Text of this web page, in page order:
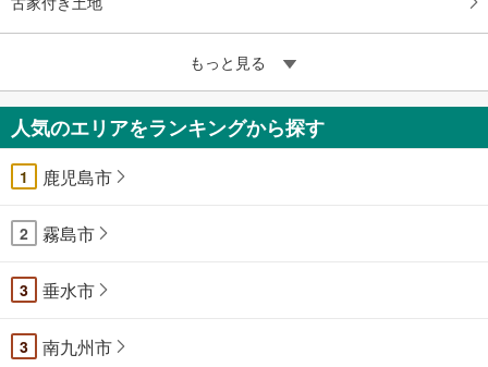
もっと見る
人気のエリアをランキングから探す
1 鹿児島市
2 霧島市
3 垂水市
3 南九州市